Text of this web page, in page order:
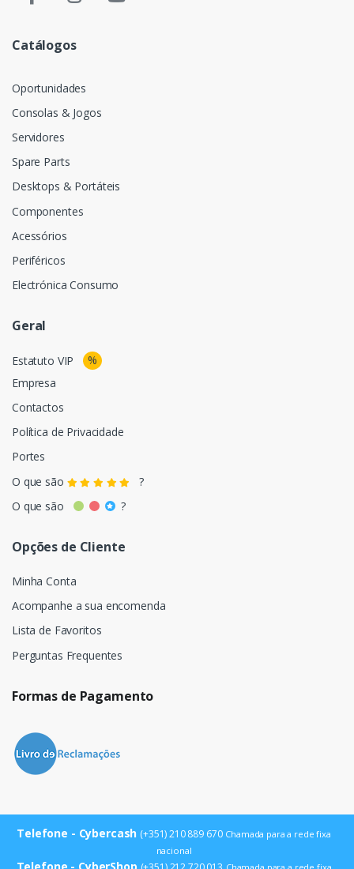
Catálogos
Oportunidades
Consolas & Jogos
Servidores
Spare Parts
Desktops & Portáteis
Componentes
Acessórios
Periféricos
Electrónica Consumo
Geral
Estatuto VIP
%
Empresa
Contactos
Política de Privacidade
Portes
O que são
?
O que são
?
Opções de Cliente
Minha Conta
Acompanhe a sua encomenda
Lista de Favoritos
Perguntas Frequentes
Formas de Pagamento
Telefone - Cybercash (+351) 210 889 670 Chamada para a rede fixa
nacional